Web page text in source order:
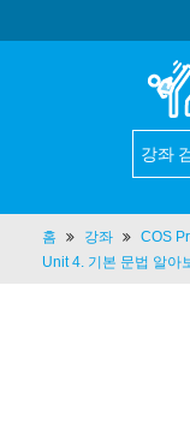
홈 강좌 COS
Unit 4. 기본 문법 알아